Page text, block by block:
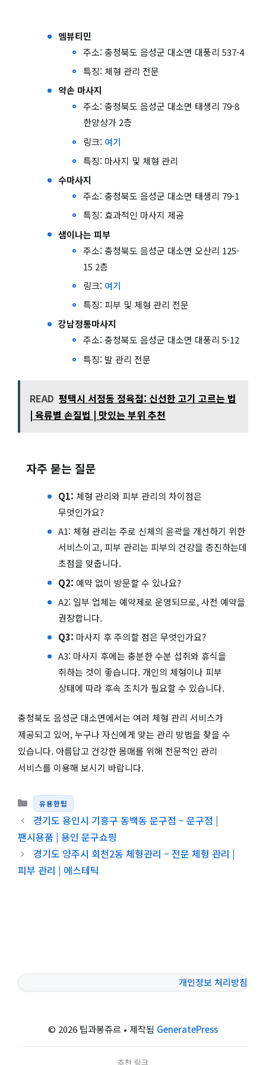
엠뷰티민
주소: 충청북도 음성군 대소면 대풍리 537-4
특징: 체형 관리 전문
약손 마사지
주소: 충청북도 음성군 대소면 태생리 79-8
한양상가 2층
링크: 여기
특징: 마사지 및 체형 관리
수마사지
주소: 충청북도 음성군 대소면 태생리 79-1
특징: 효과적인 마사지 제공
샘이나는 피부
주소: 충청북도 음성군 대소면 오산리 125-
15 2층
링크: 여기
특징: 피부 및 체형 관리 전문
강남정통마사지
주소: 충청북도 음성군 대소면 대풍리 5-12
특징: 발 관리 전문
READ 평택시 서정동 정육점: 신선한 고기 고르는 법
| 육류별 손질법 | 맛있는 부위 추천
자주 묻는 질문
Q1: 체형 관리와 피부 관리의 차이점은
무엇인가요?
A1: 체형 관리는 주로 신체의 윤곽을 개선하기 위한
서비스이고, 피부 관리는 피부의 건강을 증진하는데
초점을 맞춥니다.
Q2: 예약 없이 방문할 수 있나요?
A2: 일부 업체는 예약제로 운영되므로, 사전 예약을
권장합니다.
Q3: 마사지 후 주의할 점은 무엇인가요?
A3: 마사지 후에는 충분한 수분 섭취와 휴식을
취하는 것이 좋습니다. 개인의 체형이나 피부
상태에 따라 후속 조치가 필요할 수 있습니다.
충청북도 음성군 대소면에서는 여러 체형 관리 서비스가
제공되고 있어, 누구나 자신에게 맞는 관리 방법을 찾을 수
있습니다. 아름답고 건강한 몸매를 위해 전문적인 관리
서비스를 이용해 보시기 바랍니다.
카테고리
유용한팁
경기도 용인시 기흥구 동백동 문구점 – 문구점 |
팬시용품 | 용인 문구쇼핑
경기도 양주시 회천2동 체형관리 – 전문 체형 관리 |
피부 관리 | 에스테틱
개인정보 처리방침
© 2026 팁과봉쥬르 • 제작됨 GeneratePress
추천 링크